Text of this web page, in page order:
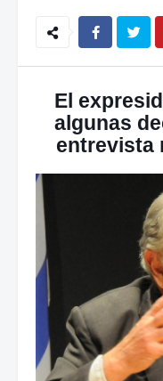
El
algunas
entrevista